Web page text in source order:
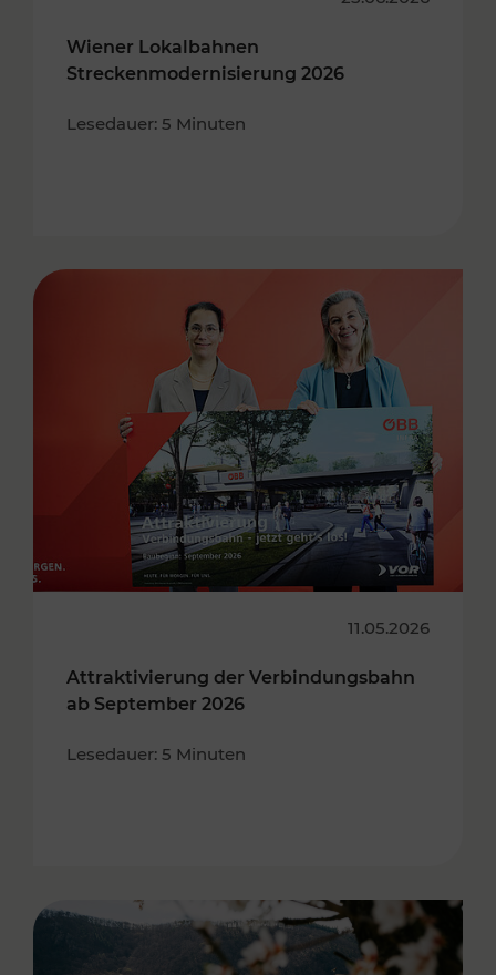
Wiener Lokalbahnen
Streckenmodernisierung 2026
Lesedauer: 5 Minuten
11.05.2026
Attraktivierung der Verbindungsbahn
ab September 2026
Lesedauer: 5 Minuten